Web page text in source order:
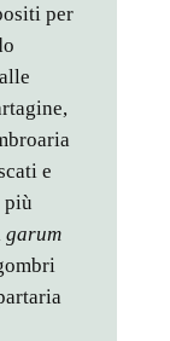
per
e
più
garum